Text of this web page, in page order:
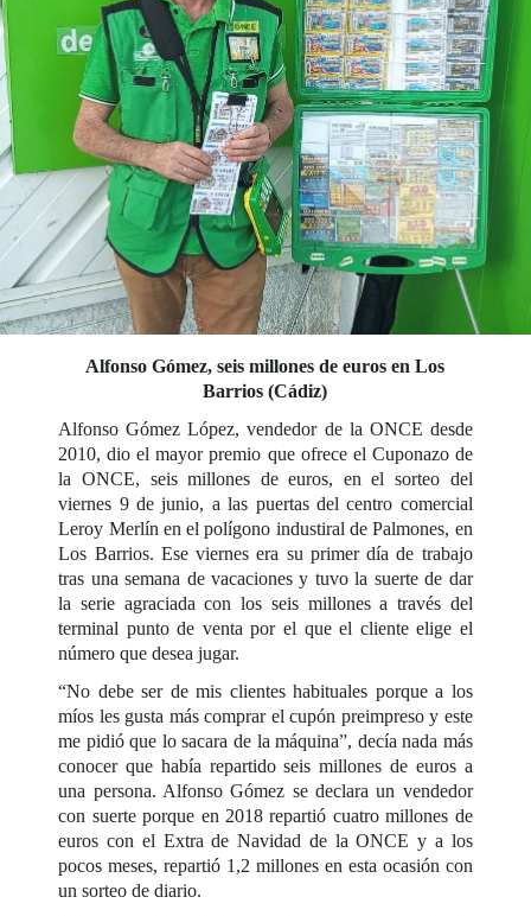
Alfonso Gómez, seis millones de euros en Los
Barrios (Cádiz)
Alfonso Gómez López, vendedor de la ONCE desde
2010, dio el mayor premio que ofrece el Cuponazo de
la ONCE, seis millones de euros, en el sorteo del
viernes 9 de junio, a las puertas del centro comercial
Leroy Merlín en el polígono industiral de Palmones, en
Los Barrios. Ese viernes era su primer día de trabajo
tras una semana de vacaciones y tuvo la suerte de dar
la serie agraciada con los seis millones a través del
terminal punto de venta por el que el cliente elige el
número que desea jugar.
“No debe ser de mis clientes habituales porque a los
míos les gusta más comprar el cupón preimpreso y este
me pidió que lo sacara de la máquina”, decía nada más
conocer que había repartido seis millones de euros a
una persona. Alfonso Gómez se declara un vendedor
con suerte porque en 2018 repartió cuatro millones de
euros con el Extra de Navidad de la ONCE y a los
pocos meses, repartió 1,2 millones en esta ocasión con
un sorteo de diario.